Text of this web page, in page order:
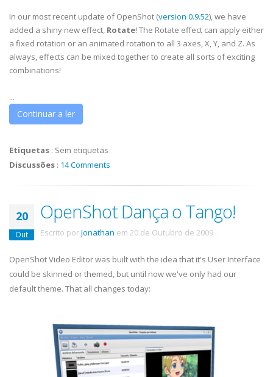
In our most recent update of OpenShot (version 0.9.52), we have
added a shiny new effect, Rotate! The Rotate effect can apply either
a fixed rotation or an animated rotation to all 3 axes, X, Y, and Z. As
always, effects can be mixed together to create all sorts of exciting
combinations!
...
Continuar a ler
Etiquetas : Sem etiquetas
Discussões : 14 Comments
20
Out
OpenShot Dança o Tango!
Escrito porJonathan em 20 de Outubro de 2009 .
OpenShot Video Editor was built with the idea that it's User Interface
could be skinned or themed, but until now we've only had our
default theme. That all changes today: